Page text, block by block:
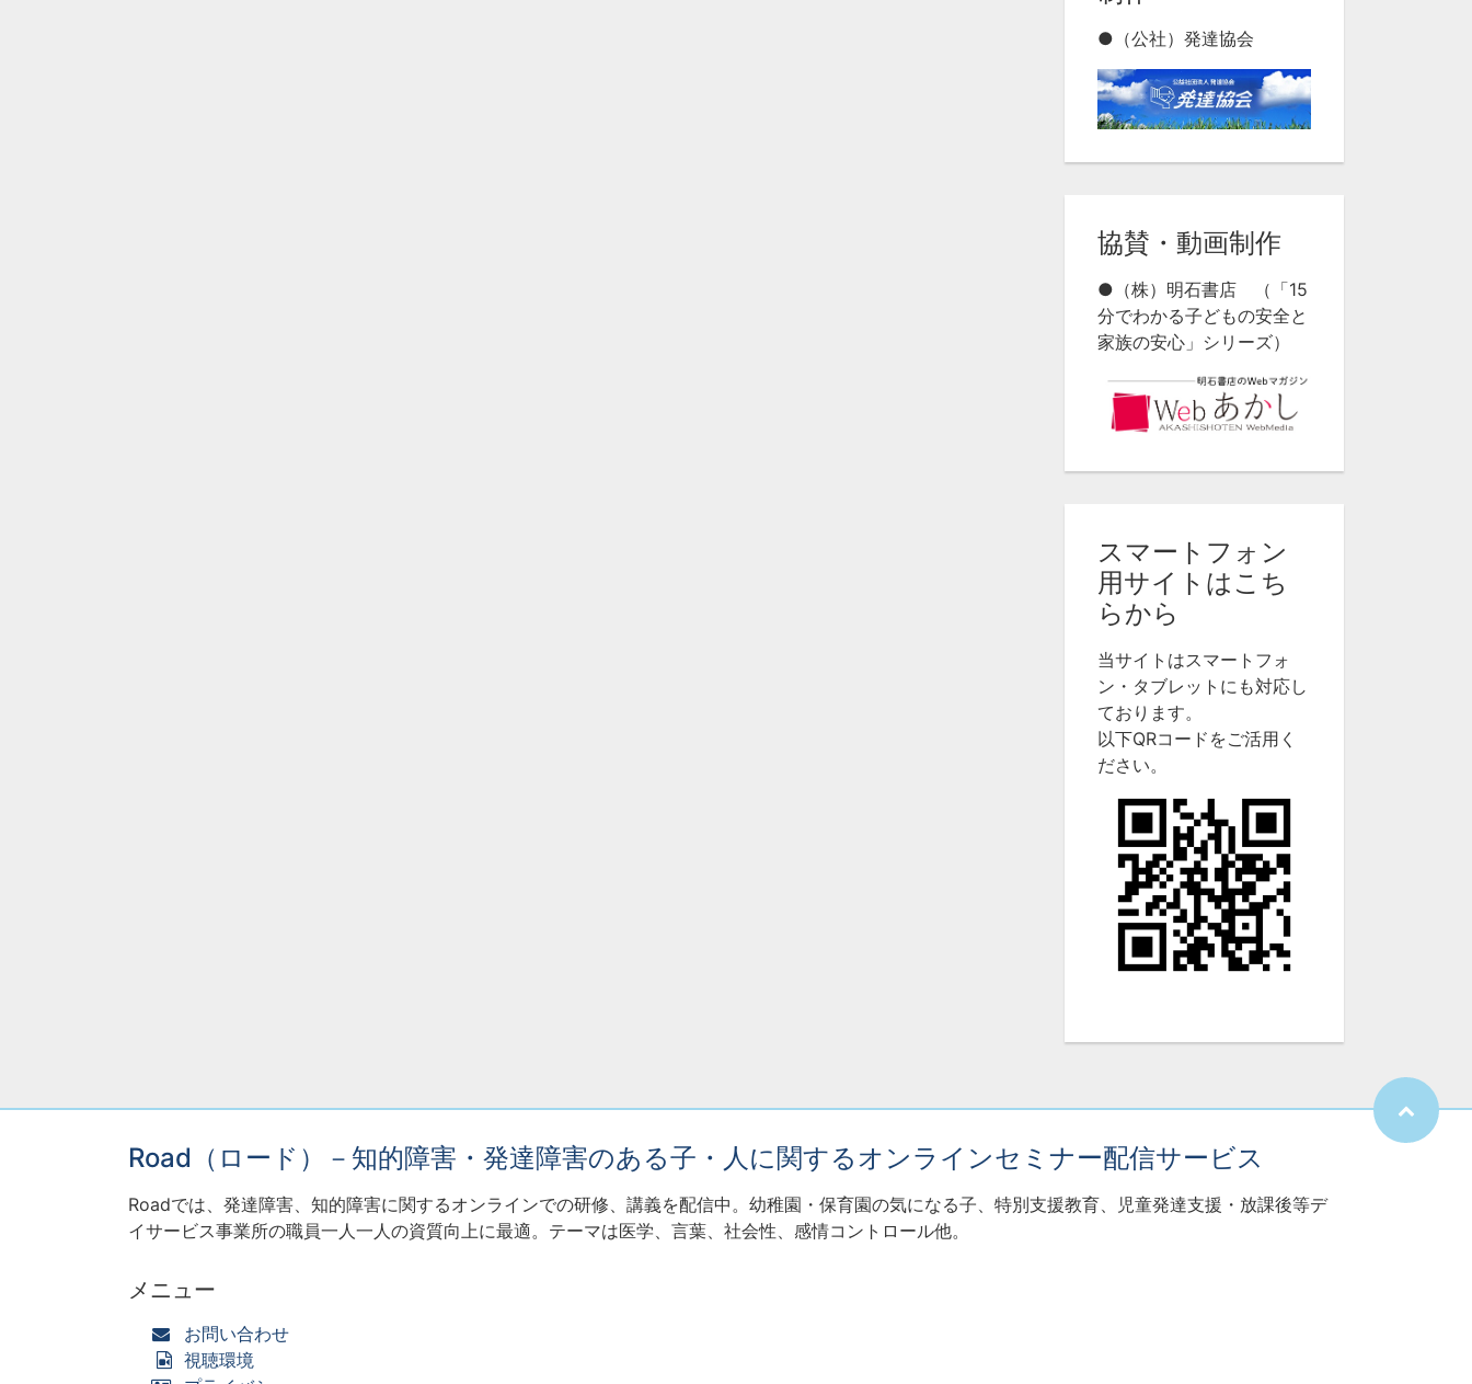
●（公社）発達協会
協賛・動画制作
●（株）明石書店 （「15
分でわかる子どもの安全と
家族の安心」シリーズ）
スマートフォン
用サイトはこち
らから
当サイトはスマートフォ
ン・タブレットにも対応し
ております。
以下QRコードをご活用く
ださい。
Road（ロード）－知的障害・発達障害のある子・人に関するオンラインセミナー配信サービス
Roadでは、発達障害、知的障害に関するオンラインでの研修、講義を配信中。幼稚園・保育園の気になる子、特別支援教育、児童発達支援・放課後等デ
イサービス事業所の職員一人一人の資質向上に最適。テーマは医学、言葉、社会性、感情コントロール他。
メニュー
お問い合わせ
視聴環境